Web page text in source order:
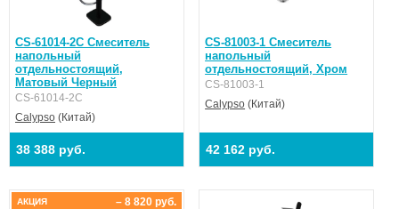
CS-61014-2С Смеситель
напольный
отдельностоящий,
Матовый Черный
CS-61014-2С
Calypso (Китай)
38 388 руб.
CS-81003-1 Смеситель
напольный
отдельностоящий, Хром
CS-81003-1
Calypso (Китай)
42 162 руб.
– 8 820 руб.
АКЦИЯ